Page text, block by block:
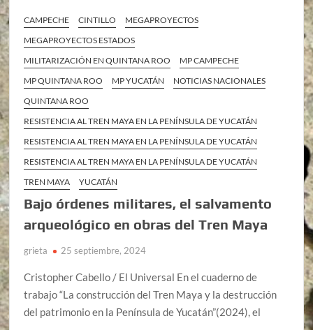
CAMPECHE CINTILLO
MEGAPROYECTOS
MEGAPROYECTOS ESTADOS
MILITARIZACIÓN EN QUINTANA ROO
MP CAMPECHE
MP QUINTANA ROO
MP YUCATÁN
NOTICIAS NACIONALES
QUINTANA ROO
RESISTENCIA AL TREN MAYA EN LA PENÍNSULA DE YUCATÁN
RESISTENCIA AL TREN MAYA EN LA PENÍNSULA DE YUCATÁN
RESISTENCIA AL TREN MAYA EN LA PENÍNSULA DE YUCATÁN
TREN MAYA
YUCATÁN
Bajo órdenes militares, el salvamento
arqueológico en obras del Tren Maya
grieta 25 septiembre, 2024
Cristopher Cabello / El Universal En el cuaderno de
trabajo “La construcción del Tren Maya y la destrucción
del patrimonio en la Península de Yucatán”(2024), el